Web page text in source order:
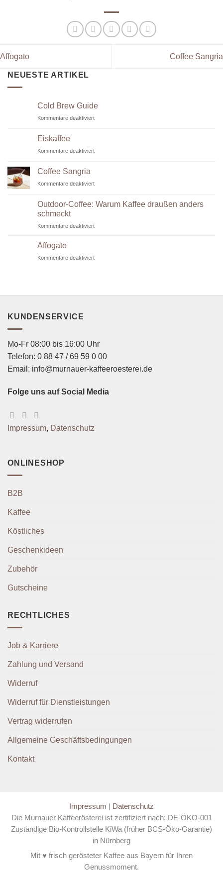
Affogato Coffee Sangria
NEUESTE ARTIKEL
Cold Brew Guide
Kommentare deaktiviertfür
Eiskaffee
Kommentare deaktiviertfür
Coffee Sangria
Kommentare deaktiviertfür
Sangria
Outdoor-Coffee: Warum Kaffee draußen anders
schmeckt
Kommentare deaktiviertfür
Kaffee
Affogato
Kommentare deaktiviertfür
KUNDENSERVICE
Mo-Fr 08:00 bis 16:00 Uhr
Telefon: 0 88 47 / 69 59 0 00
Email: info@murnauer-kaffeeroesterei.de
Folge uns auf Social Media
Impressum, Datenschutz
ONLINESHOP
B2B
Kaffee
Köstliches
Geschenkideen
Zubehör
Gutscheine
RECHTLICHES
Job & Karriere
Zahlung und Versand
Widerruf
Widerruf für Dienstleistungen
Vertrag widerrufen
Allgemeine Geschäftsbedingungen
Kontakt
Impressum
Datenschutz
Die Murnauer Kaffeerösterei ist zertifiziert nach: DE-ÖKO-001
Zuständige Bio-Kontrollstelle KiWa (früher BCS-Öko-Garantie)
in Nürnberg
Mit ♥ frisch gerösteter Kaffee aus Bayern für Ihren
Genussmoment.